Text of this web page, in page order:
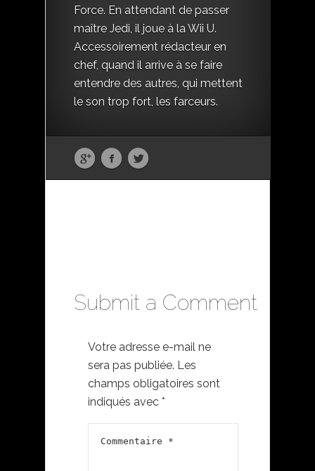
Force. En attendant de passer
maître Jedi, il joue à la Wii U.
Accessoirement rédacteur en
chef, quand il arrive à se faire
entendre des autres, qui mettent
le son trop fort, les farceurs.
Submit a Comment
Votre adresse e-mail ne
sera pas publiée. Les
champs obligatoires sont
indiqués avec *